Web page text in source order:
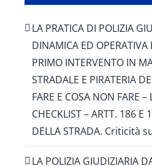
LA PRATICA DI POLIZIA
DINAMICA ED OPERATIVA
PRIMO INTERVENTO IN
STRADALE E PIRATERIA
FARE E COSA NON FARE
CHECKLIST – ARTT. 186 E
DELLA STRADA. Criticità
LA POLIZIA GIUDIZIARIA